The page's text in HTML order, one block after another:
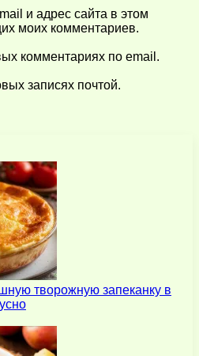
и адрес сайта в этом
моих комментариев.
комментариях по email.
записях почтой.
творожную запеканку в